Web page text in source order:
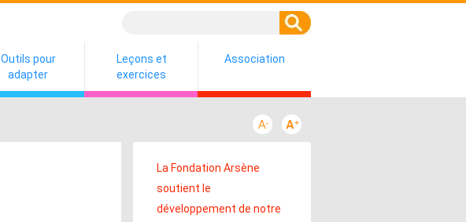
Outils pour
adapter
Leçons et
exercices
Association
La Fondation Arsène
soutient le
développement de notre